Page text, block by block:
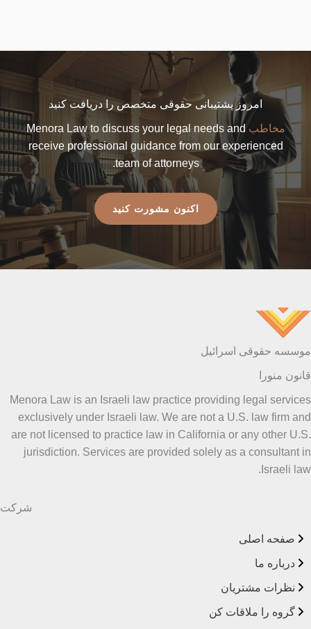
امروز پشتیبانی حقوقی متخصص را دریافت کنید
مخاطب Menora Law to discuss your legal needs and
receive professional guidance from our experienced
team of attorneys.
اکنون مشورت کنید
موسسه حقوقی اسرائیل
قانون منورا
Menora Law is an Israeli law practice providing legal services
exclusively under Israeli law. We are not a U.S. law firm and
are not licensed to practice law in California or any other U.S.
jurisdiction. Services are provided solely as a consultant in
Israeli law.
شرکت
صفحه اصلی
درباره ما
نظرات مشتریان
گروه را ملاقات کن